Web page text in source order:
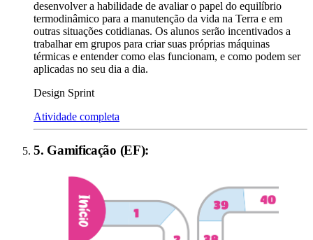
desenvolver a habilidade de avaliar o papel do equilíbrio
termodinâmico para a manutenção da vida na Terra e em
outras situações cotidianas. Os alunos serão incentivados a
trabalhar em grupos para criar suas próprias máquinas
térmicas e entender como elas funcionam, e como podem ser
aplicadas no seu dia a dia.
Design Sprint
Atividade completa
5. Gamificação (EF):